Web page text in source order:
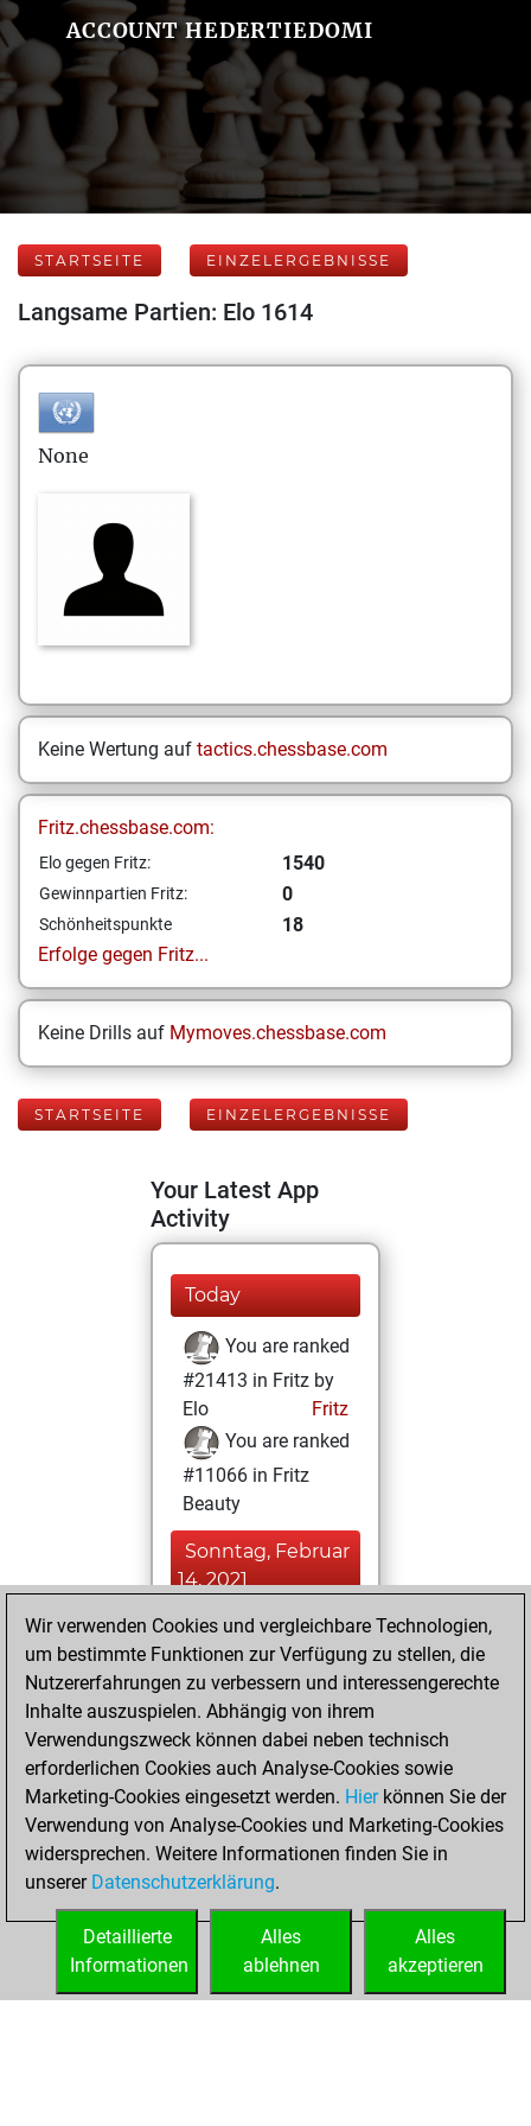
ACCOUNT HEDERTIEDOMI
STARTSEITE EINZELERGEBNISSE
Langsame Partien: Elo 1614
None
Keine Wertung auf tactics.chessbase.com
Fritz.chessbase.com:
Elo gegen Fritz: 1540
Gewinnpartien Fritz: 0
Schönheitspunkte
18
Erfolge gegen Fritz...
Keine Drills auf Mymoves.chessbase.com
STARTSEITE EINZELERGEBNISSE
Your Latest App
Activity
Today
You are ranked
#21413 in Fritz by
Elo
Fritz
You are ranked
#11066 in Fritz
Beauty
Sonntag, Februar
14, 2021
You achieved a
BeautyScore of 18
Fritz
achieved a new Elo
of 1540
Samstag, Januar
30, 2021
You created
your Fritz account
Wir verwenden Cookies und vergleichbare Technologien,
um bestimmte Funktionen zur Verfügung zu stellen, die
Nutzererfahrungen zu verbessern und interessengerechte
Inhalte auszuspielen. Abhängig von ihrem
Verwendungszweck können dabei neben technisch
erforderlichen Cookies auch Analyse-Cookies sowie
Marketing-Cookies eingesetzt werden. Hierkönnen Sie der
Verwendung von Analyse-Cookies und Marketing-Cookies
widersprechen. Weitere Informationen finden Sie in
unserer Datenschutzerklärung.
Alles
akzeptieren
Alles
ablehnen
Detaillierte
Informationen